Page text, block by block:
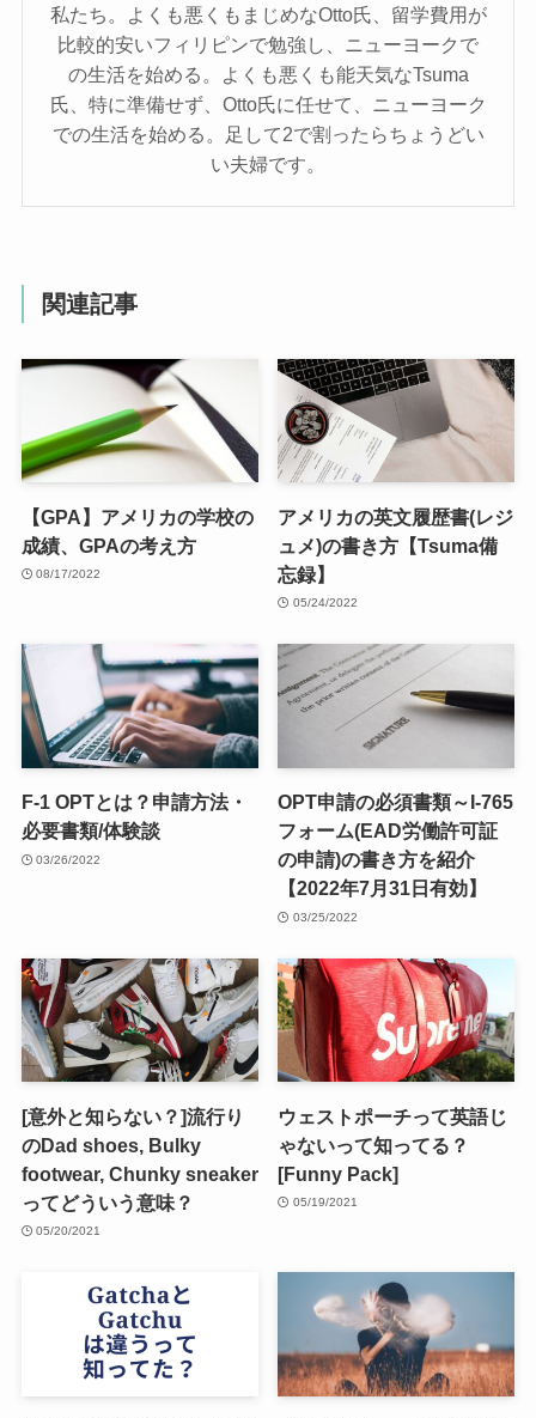
私たち。よくも悪くもまじめなOtto氏、留学費用が
比較的安いフィリピンで勉強し、ニューヨークで
の生活を始める。よくも悪くも能天気なTsuma
氏、特に準備せず、Otto氏に任せて、ニューヨーク
での生活を始める。足して2で割ったらちょうどい
い夫婦です。
関連記事
【GPA】アメリカの学校の
成績、GPAの考え方
08/17/2022
アメリカの英文履歴書(レジ
ュメ)の書き方【Tsuma備
忘録】
05/24/2022
F-1 OPTとは？申請方法・
必要書類/体験談
03/26/2022
OPT申請の必須書類～I-765
フォーム(EAD労働許可証
の申請)の書き方を紹介
【2022年7月31日有効】
03/25/2022
[意外と知らない？]流行り
のDad shoes, Bulky
footwear, Chunky sneaker
ってどういう意味？
05/20/2021
ウェストポーチって英語じ
ゃないって知ってる？
[Funny Pack]
05/19/2021